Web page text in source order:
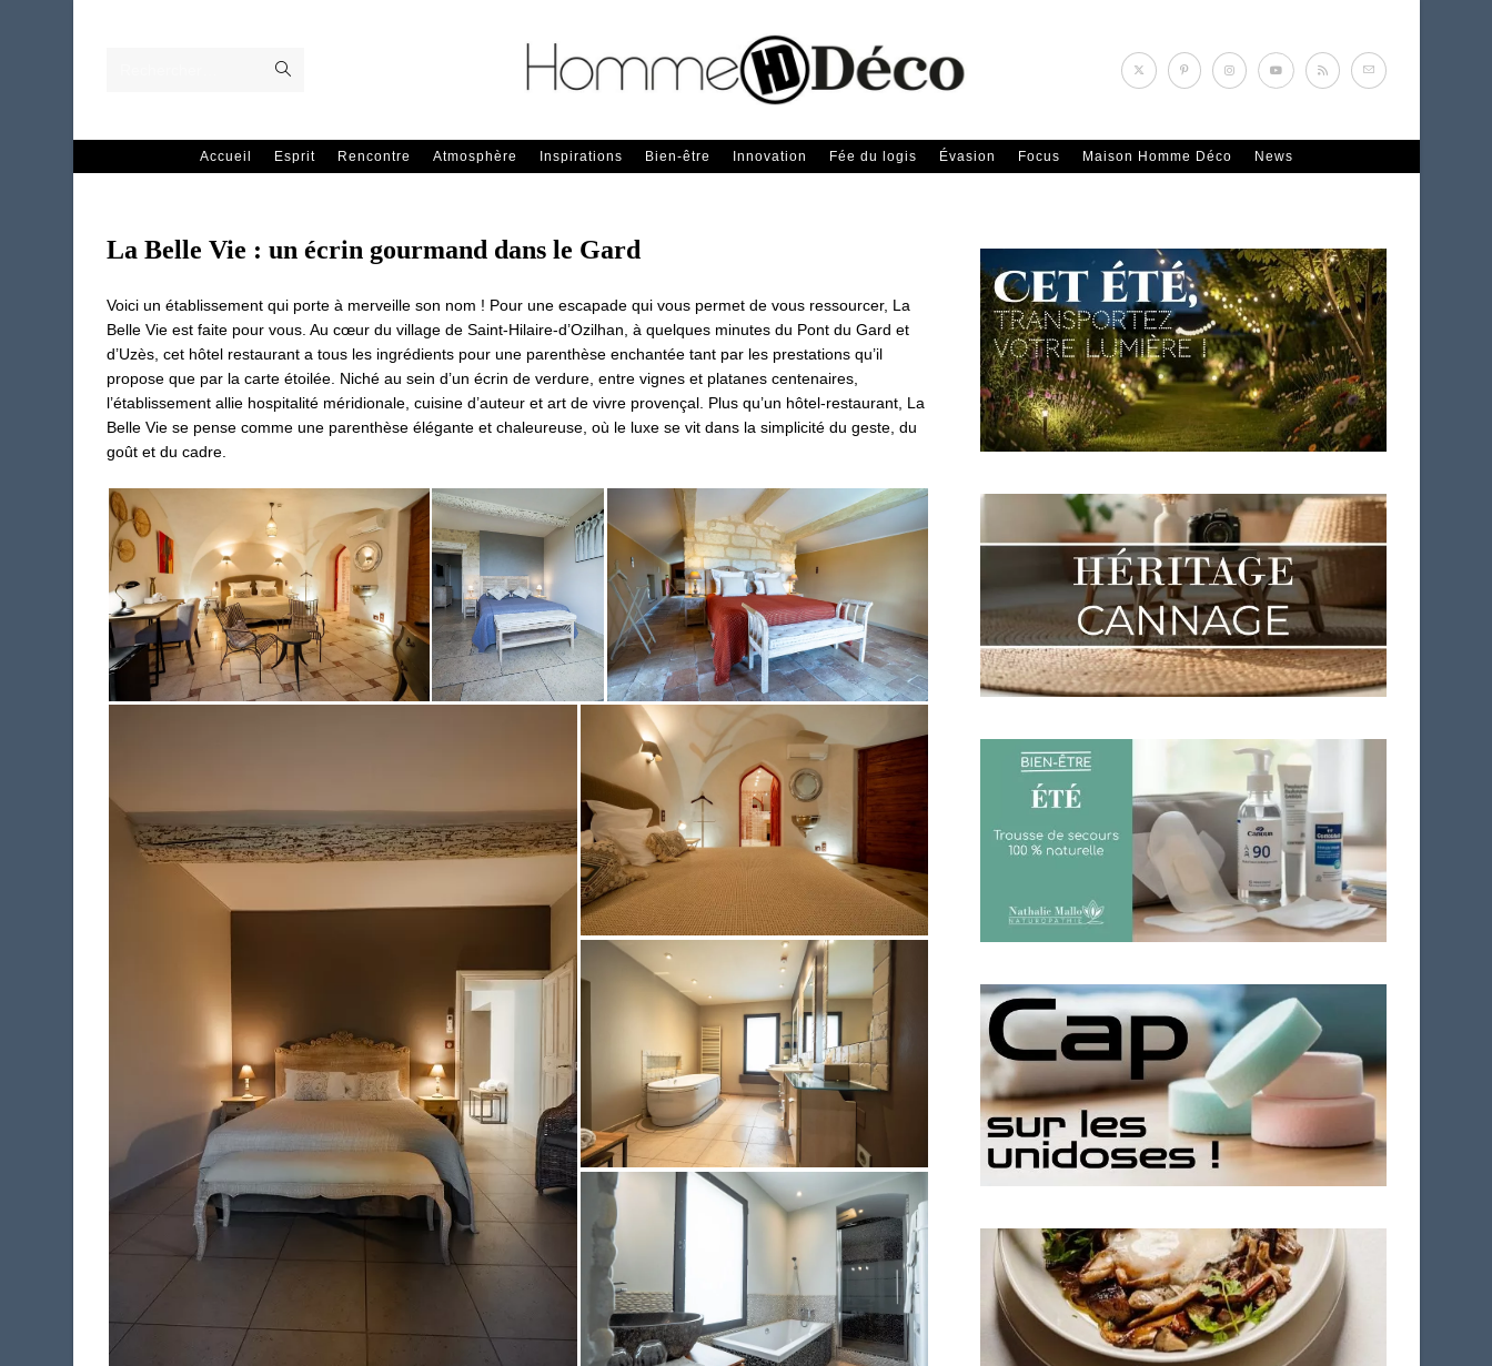
recherche
Accueil Esprit Rencontre Atmosphère Inspirations Bien-être Innovation Fée du logis Évasion Focus Maison Homme Déco News
La Belle Vie : un écrin gourmand dans le Gard
Voici un établissement qui porte à merveille son nom ! Pour une escapade qui vous permet de vous ressourcer, La
Belle Vie est faite pour vous. Au cœur du village de Saint-Hilaire-d’Ozilhan, à quelques minutes du Pont du Gard et
d’Uzès, cet hôtel restaurant a tous les ingrédients pour une parenthèse enchantée tant par les prestations qu’il
propose que par la carte étoilée. Niché au sein d’un écrin de verdure, entre vignes et platanes centenaires,
l’établissement allie hospitalité méridionale, cuisine d’auteur et art de vivre provençal. Plus qu’un hôtel-restaurant, La
Belle Vie se pense comme une parenthèse élégante et chaleureuse, où le luxe se vit dans la simplicité du geste, du
goût et du cadre.